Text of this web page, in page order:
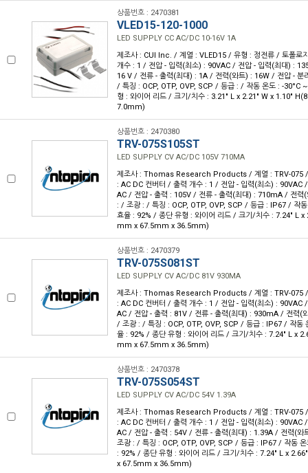
상품번호 : 2470381
VLED15-120-1000
LED SUPPLY CC AC/DC 10-16V 1A
제조사 : CUI Inc. / 계열 : VLED15 / 유형 : 정전류 / 토폴로
개수 : 1 / 전압 - 입력(최소) : 90VAC / 전압 - 입력(최대) :
16 V / 전류 - 출력(최대) : 1A / 전력(와트) : 16W / 전압 - 분
/ 특징 : OCP, OTP, OVP, SCP / 등급 : / 작동 온도 : -30°C
형 : 와이어 리드 / 크기/치수 : 3.21" L x 2.21" W x 1.10"
7.0mm)
상품번호 : 2470380
TRV-075S105ST
LED SUPPLY CV AC/DC 105V 710MA
제조사 : Thomas Research Products / 계열 : TRV-075 /
: AC DC 컨버터 / 출력 개수 : 1 / 전압 - 입력(최소) : 90VAC
AC / 전압 - 출력 : 105V / 전류 - 출력(최대) : 710mA / 전력
: / 조광 : / 특징 : OCP, OTP, OVP, SCP / 등급 : IP67 / 작
효율 : 92% / 종단 유형 : 와이어 리드 / 크기/치수 : 7.24" L
mm x 67.5mm x 36.5mm)
상품번호 : 2470379
TRV-075S081ST
LED SUPPLY CV AC/DC 81V 930MA
제조사 : Thomas Research Products / 계열 : TRV-075 /
: AC DC 컨버터 / 출력 개수 : 1 / 전압 - 입력(최소) : 90VAC
AC / 전압 - 출력 : 81V / 전류 - 출력(최대) : 930mA / 전력(
/ 조광 : / 특징 : OCP, OTP, OVP, SCP / 등급 : IP67 / 작동
율 : 92% / 종단 유형 : 와이어 리드 / 크기/치수 : 7.24" L x
mm x 67.5mm x 36.5mm)
상품번호 : 2470378
TRV-075S054ST
LED SUPPLY CV AC/DC 54V 1.39A
제조사 : Thomas Research Products / 계열 : TRV-075 /
: AC DC 컨버터 / 출력 개수 : 1 / 전압 - 입력(최소) : 90VAC
AC / 전압 - 출력 : 54V / 전류 - 출력(최대) : 1.39A / 전력(
조광 : / 특징 : OCP, OTP, OVP, SCP / 등급 : IP67 / 작동
: 92% / 종단 유형 : 와이어 리드 / 크기/치수 : 7.24" L x
x 67.5mm x 36.5mm)